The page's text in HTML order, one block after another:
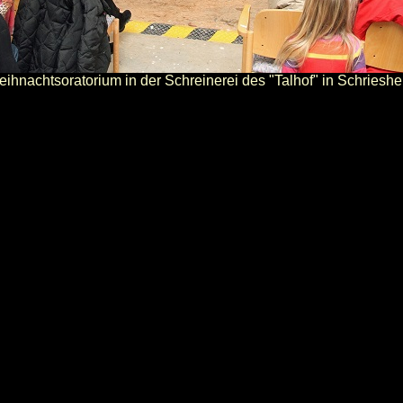
in der Schreinerei des "Talhof" in